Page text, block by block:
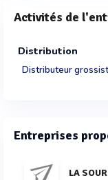
Activités de
Distribution
Distributeur
Entreprises
LA